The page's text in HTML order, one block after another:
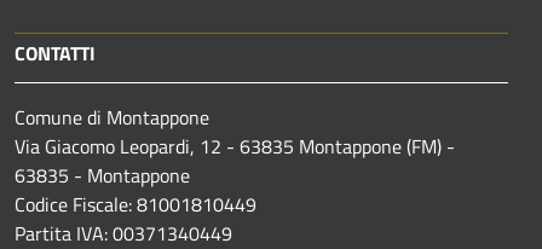
CONTATTI
Comune di Montappone
Via Giacomo Leopardi, 12 - 63835 Montappone (FM) -
63835 - Montappone
Codice Fiscale: 81001810449
Partita IVA: 00371340449